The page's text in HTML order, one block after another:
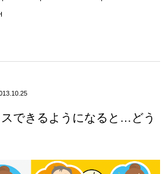
できるようになると…どう